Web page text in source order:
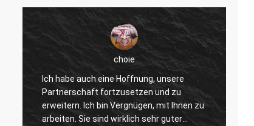
choie
eine Hoffnung, unsere
fortzusetzen und zu
Ich bin Vergnügen, mit Ihnen zu
sind wirklich sehr guter
Ich werde zur
gefallen, helfen Sie
verbessern
andere Kunden, also